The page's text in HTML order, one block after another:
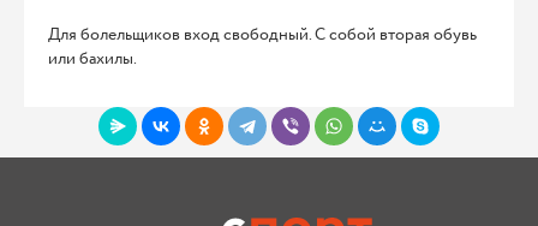
Для болельщиков вход свободный. С собой вторая обувь
или бахилы.